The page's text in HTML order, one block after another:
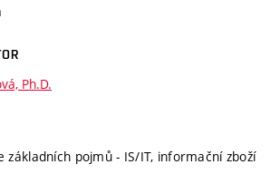
Ph.D.
základních pojmů - IS/IT, informační zboží